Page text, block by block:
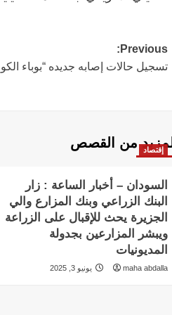
Post
navigation
Previous:
تسجيل حالات إصابه جديده “بوباء
من القصص إقتصاد
السودان – أخبار الساعة : زار
البنك الزراعي وبنك المزارع والي
الجزيرة يحث للإقبال على الزراعة
ويبشر المزارعين بجدولة
المديونيات
maha abdalla يونيو 3, 2025